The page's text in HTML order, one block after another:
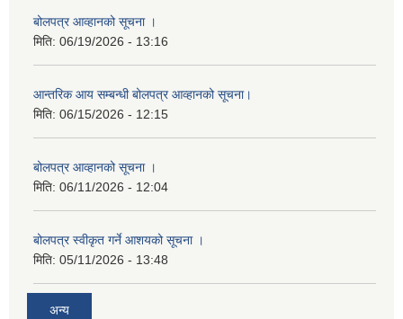
बोलपत्र आव्हानको सूचना ।
मिति: 06/19/2026 - 13:16
आन्तरिक आय सम्बन्धी बोलपत्र आव्हानको सूचना।
मिति: 06/15/2026 - 12:15
बोलपत्र आव्हानको सूचना ।
मिति: 06/11/2026 - 12:04
बोलपत्र स्वीकृत गर्ने आशयको सूचना ।
मिति: 05/11/2026 - 13:48
अन्य